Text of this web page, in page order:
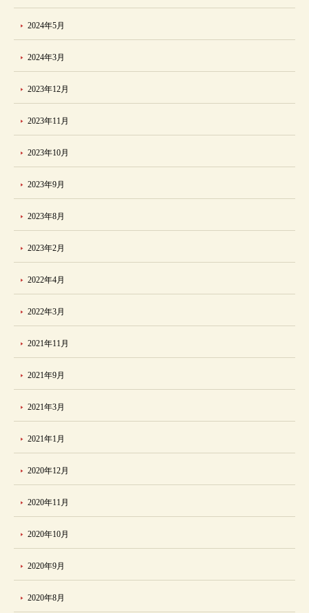
2024年5月
2024年3月
2023年12月
2023年11月
2023年10月
2023年9月
2023年8月
2023年2月
2022年4月
2022年3月
2021年11月
2021年9月
2021年3月
2021年1月
2020年12月
2020年11月
2020年10月
2020年9月
2020年8月